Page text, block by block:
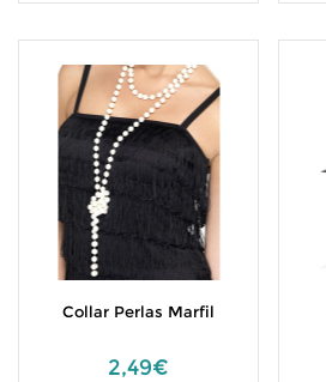
Collar Perlas Marfil
2,49€